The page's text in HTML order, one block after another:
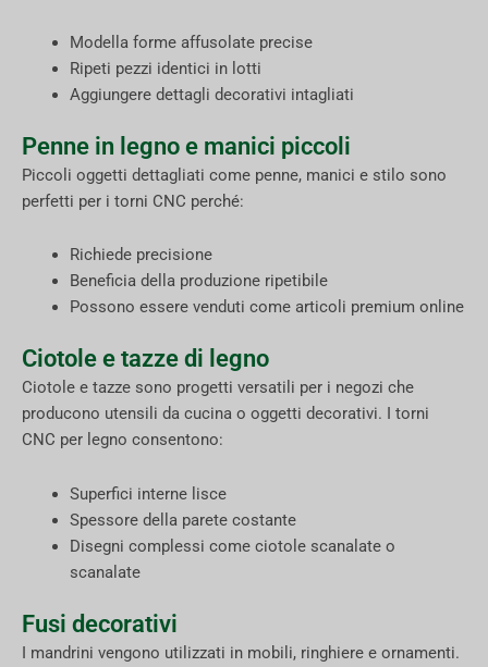
Modella forme affusolate precise
Ripeti pezzi identici in lotti
Aggiungere dettagli decorativi intagliati
Penne in legno e manici piccoli
Piccoli oggetti dettagliati come penne, manici e stilo sono
perfetti per i torni CNC perché:
Richiede precisione
Beneficia della produzione ripetibile
Possono essere venduti come articoli premium online
Ciotole e tazze di legno
Ciotole e tazze sono progetti versatili per i negozi che
producono utensili da cucina o oggetti decorativi. I torni
CNC per legno consentono:
Superfici interne lisce
Spessore della parete costante
Disegni complessi come ciotole scanalate o
scanalate
Fusi decorativi
I mandrini vengono utilizzati in mobili, ringhiere e ornamenti.